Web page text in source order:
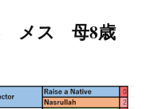
メス 母8歳